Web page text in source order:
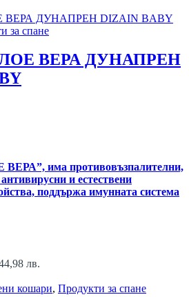
за спане
ВЕРА ДУНАПРЕН
има противовъзпалителни,
и естествени
поддържа имунната система
€
лв.
кошари, Продукти за спане